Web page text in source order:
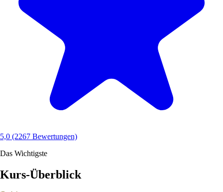
5,0 (2267 Bewertungen)
Das Wichtigste
Kurs-Überblick